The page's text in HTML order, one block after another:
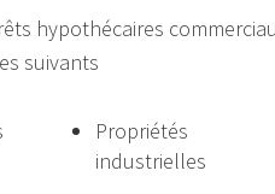
hypothécaires
suivants
Propriétés
industrielles